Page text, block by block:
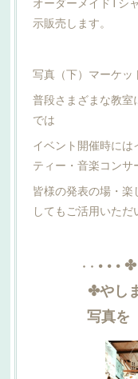
示販売します。
写真（下）マーケッ
普段さまざまな教室
では
イベント開催時に
ティー・音楽コンサ
皆様の発表の場・楽
してもご活用いただ
· · • • •
✤やし